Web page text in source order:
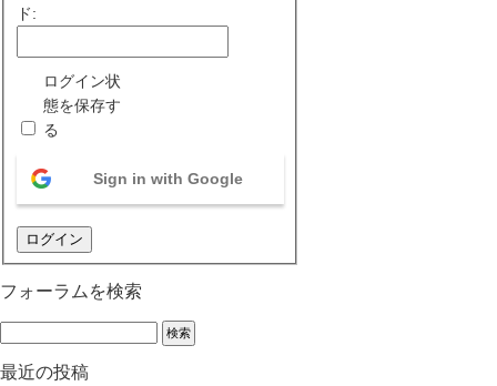
ド:
ログイン状
態を保存す
る
Sign in with Google
ログイン
フォーラムを検索
最近の投稿